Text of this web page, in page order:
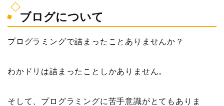
ブログについて
プログラミングで詰まったことありませんか？
わかドリは詰まったことしかありません。
そして、プログラミングに苦手意識がとてもありま